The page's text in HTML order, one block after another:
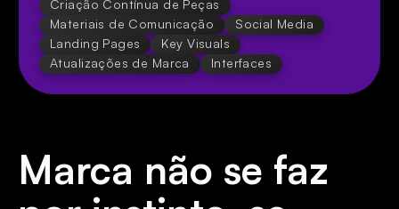
Criação Contínua de Peças
Materiais de Comunicação
Social Media
Landing Pages
Key Visuals
Atualizações de Marca
Interfaces
Marca não se faz